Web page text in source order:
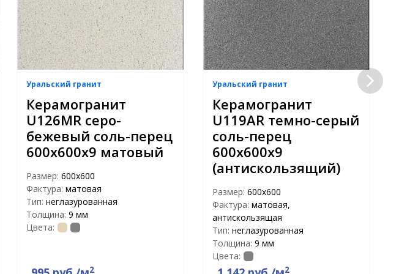
Уральский гранит
Керамогранит
U126MR серо-
бежевый соль-перец
600x600x9 матовый
Размер: 600х600
Фактура: матовая
Тип: неглазурованная
Толщина: 9 мм
Цвета:
2
Уральский гранит
Керамогранит
U119AR темно-серый
соль-перец
600х600х9
(антискользящий)
Размер: 600х600
Фактура: матовая,
антискользящая
Тип: неглазурованная
Толщина: 9 мм
Цвета:
2